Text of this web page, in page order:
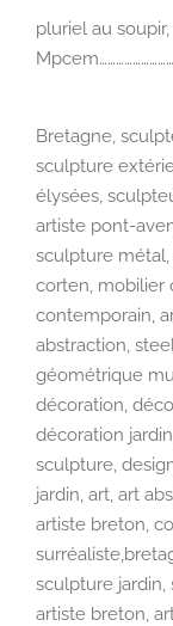
pluriel au
Bretagne,
sculpture
élysées,
artiste pont-
sculpture
corten, mobilier
contemporain,
abstraction,
géométrique
décoration,
décoration
sculpture,
jardin, art, art
artiste breton,
sculpture
artiste breton,